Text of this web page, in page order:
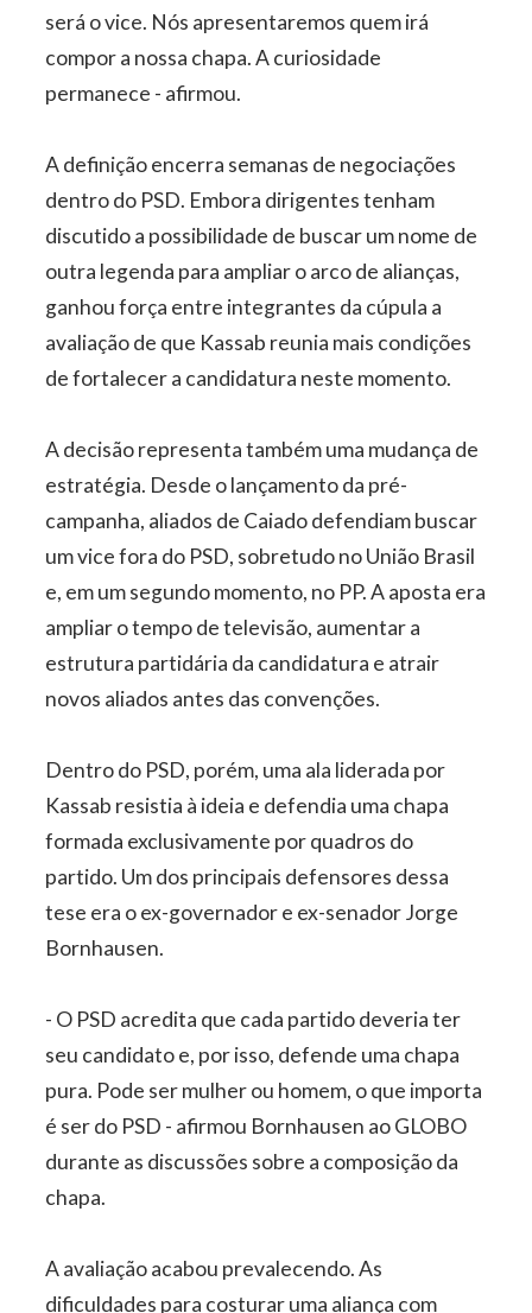
será o vice. Nós apresentaremos quem irá
compor a nossa chapa. A curiosidade
permanece - afirmou.
A definição encerra semanas de negociações
dentro do PSD. Embora dirigentes tenham
discutido a possibilidade de buscar um nome de
outra legenda para ampliar o arco de alianças,
ganhou força entre integrantes da cúpula a
avaliação de que Kassab reunia mais condições
de fortalecer a candidatura neste momento.
A decisão representa também uma mudança de
estratégia. Desde o lançamento da pré-
campanha, aliados de Caiado defendiam buscar
um vice fora do PSD, sobretudo no União Brasil
e, em um segundo momento, no PP. A aposta era
ampliar o tempo de televisão, aumentar a
estrutura partidária da candidatura e atrair
novos aliados antes das convenções.
Dentro do PSD, porém, uma ala liderada por
Kassab resistia à ideia e defendia uma chapa
formada exclusivamente por quadros do
partido. Um dos principais defensores dessa
tese era o ex-governador e ex-senador Jorge
Bornhausen.
- O PSD acredita que cada partido deveria ter
seu candidato e, por isso, defende uma chapa
pura. Pode ser mulher ou homem, o que importa
é ser do PSD - afirmou Bornhausen ao GLOBO
durante as discussões sobre a composição da
chapa.
A avaliação acabou prevalecendo. As
dificuldades para costurar uma aliança com